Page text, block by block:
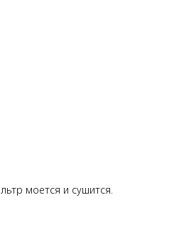
моется и сушится.